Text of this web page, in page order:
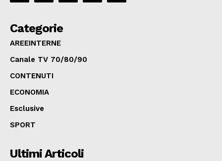
Categorie
AREEINTERNE
Canale TV 70/80/90
CONTENUTI
ECONOMIA
Esclusive
SPORT
Ultimi Articoli